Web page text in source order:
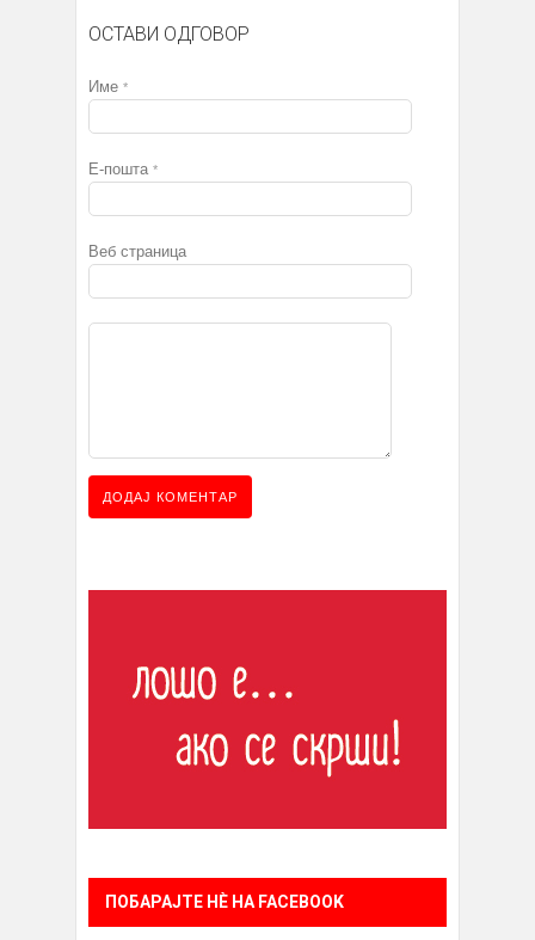
ОСТАВИ ОДГОВОР
Име *
Е-пошта *
Веб страница
ПОБАРАЈТЕ НÈ НА FACEBOOK